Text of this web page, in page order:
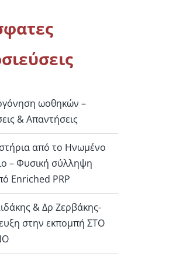
ωοθηκών –
& Απαντήσεις
από το Ηνωμένο
– Φυσική σύλληψη
Enriched PRP
& Δρ Ζερβάκης-
στην εκπομπή ΣΤΟ